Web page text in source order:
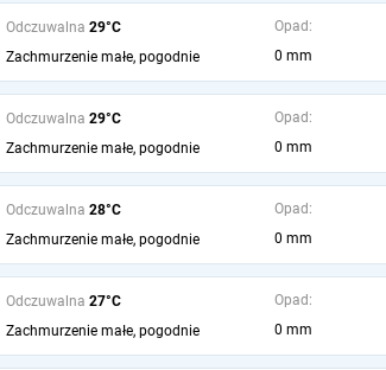
Odczuwalna 29°C
Zachmurzenie małe, pogodnie
Opad:
0 mm
Odczuwalna 29°C
Zachmurzenie małe, pogodnie
Opad:
0 mm
Odczuwalna 28°C
Zachmurzenie małe, pogodnie
Opad:
0 mm
Odczuwalna 27°C
Zachmurzenie małe, pogodnie
Opad:
0 mm